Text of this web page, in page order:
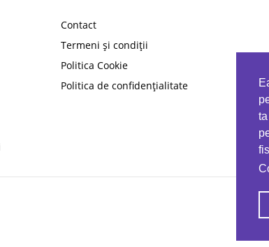
Contact
Termeni și condiții
Politica Cookie
Politica de confidențialitate
PROTO41
reducere la orice
EATNTRACK